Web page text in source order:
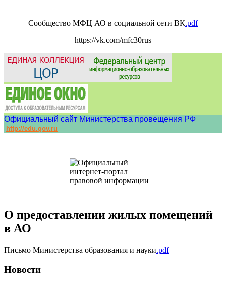
Сообщество МФЦ АО в социальной сети ВК.pdf
https://vk.com/mfc30rus
Официальный сайт Министерства провещения РФ
http://edu.gov.ru
О предоставлении жилых помещений
в АО
Письмо Министерства образования и науки.pdf
Новости